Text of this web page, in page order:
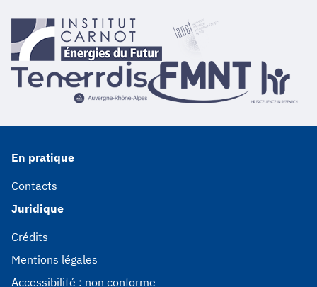
En pratique
Contacts
Juridique
Crédits
Mentions légales
Accessibilité : non conforme